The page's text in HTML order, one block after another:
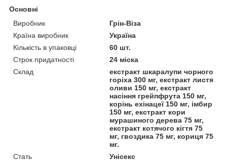
Основні
Виробник
Грін-Віза
Країна виробник
Україна
Кількість в упаковці
60 шт.
Строк придатності
24 міска
Склад
екстракт шкаралупи чорного
горіха 300 мг, екстракт листя
оливи 150 мг, екстракт
насіння грейпфрута 150 мг,
корінь ехінацеї 150 мг, імбир
150 мг, екстракт кори
мурашиного дерева 75 мг,
екстракт котячого кігтя 75
мг, гвоздика 75 мг, кориця 75
мг.
Стать
Унісекс